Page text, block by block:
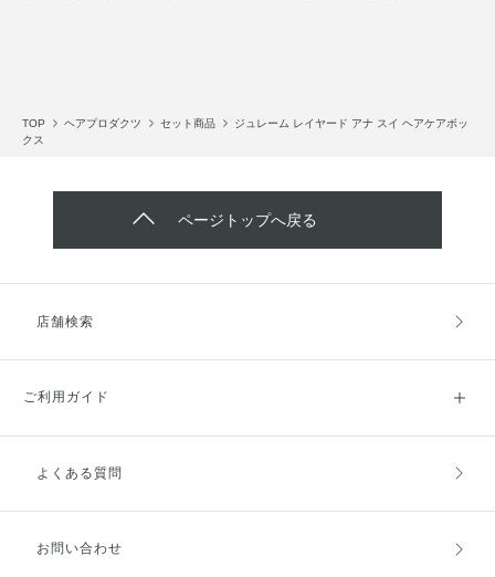
TOP ヘアプロダクツ セット商品
ジュレーム レイヤード アナ スイ ヘアケアボッ
クス
ページトップへ戻る
店舗検索
ご利用ガイド
ご利用ガイドトップ
お支払方法
よくある質問
お問い合わせ